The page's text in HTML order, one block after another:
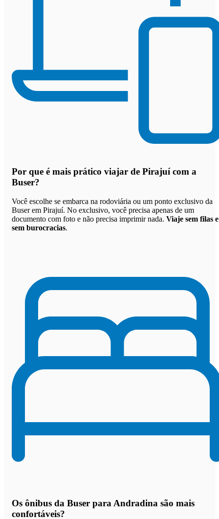
Por que é mais prático viajar de Pirajuí com a
Buser?
Você escolhe se embarca na rodoviária ou um ponto exclusivo da
Buser em Pirajuí. No exclusivo, você precisa apenas de um
documento com foto e não precisa imprimir nada. Viaje sem filas e
sem burocracias.
Os ônibus da Buser para Andradina são mais
confortáveis?